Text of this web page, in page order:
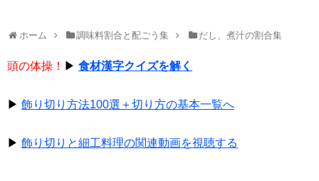
ホーム 調味料割合と配ごう集 だし、煮汁の割合集
頭の体操！ ▶ 食材漢字クイズを解く
▶ 飾り切り方法100選＋切り方の基本一覧へ
▶ 飾り切りと細工料理の関連動画を視聴する